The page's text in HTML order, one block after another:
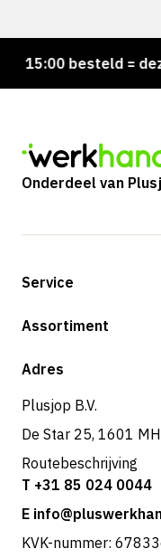
15:00 besteld =
Onderdeel van
Service
Retouren & service
Assortiment
Shop
Adres
Plusjop B.V.
De Star 25, 1601
Routebeschrijving
T +31 85 024 0044
E
KVK-nummer: